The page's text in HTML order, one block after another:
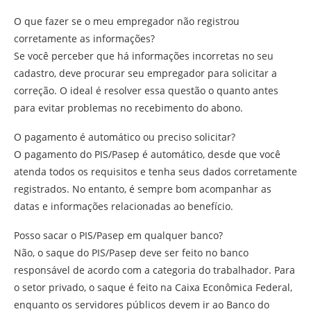
O que fazer se o meu empregador não registrou
corretamente as informações?
Se você perceber que há informações incorretas no seu
cadastro, deve procurar seu empregador para solicitar a
correção. O ideal é resolver essa questão o quanto antes
para evitar problemas no recebimento do abono.
O pagamento é automático ou preciso solicitar?
O pagamento do PIS/Pasep é automático, desde que você
atenda todos os requisitos e tenha seus dados corretamente
registrados. No entanto, é sempre bom acompanhar as
datas e informações relacionadas ao benefício.
Posso sacar o PIS/Pasep em qualquer banco?
Não, o saque do PIS/Pasep deve ser feito no banco
responsável de acordo com a categoria do trabalhador. Para
o setor privado, o saque é feito na Caixa Econômica Federal,
enquanto os servidores públicos devem ir ao Banco do